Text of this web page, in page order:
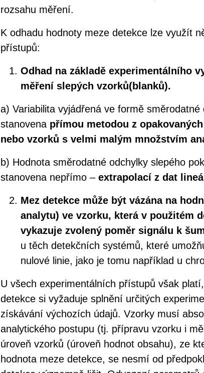
rozsahu měření.
K odhadu hodnoty meze detekce lze využít
přístupů:
Odhad na základě experimentálního
měření slepých vzorků(blanků).
a) Variabilita vyjádřená ve formě směrodatné
stanovena přímou metodou z
nebo vzorků s velmi malým množstvím
b) Hodnota směrodatné odchylky slepého
stanovena nepřímo – extrapolací z dat
Mez detekce může být vázána na
analytu) ve vzorku, která v použitém
vykazuje zvolený poměr signálu k
u těch detekčních systémů, které
nulové linie, jako je tomu například u
U všech experimentálních přístupů však
detekce si vyžaduje splnění určitých
získávání výchozích údajů. Vzorky musí
analytického postupu (tj. přípravu vzorku i
úroveň vzorků (úroveň hodnot obsahu), ze
hodnota meze detekce, se nesmí od